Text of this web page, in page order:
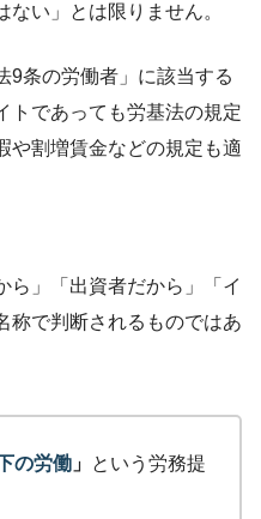
ない」とは限りません。
9条の労働者」に該当する
トであっても労基法の規定
や割増賃金などの規定も適
ら」「出資者だから」「イ
称で判断されるものではあ
の労働 」 という労務提